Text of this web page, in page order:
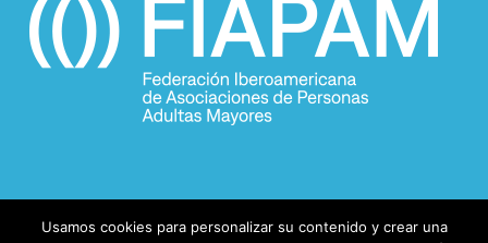
Usamos cookies para personalizar su contenido y crear una